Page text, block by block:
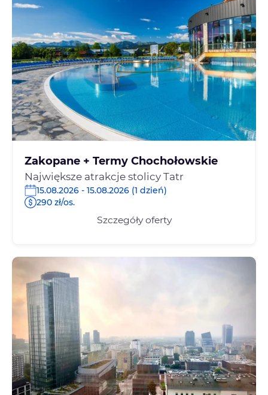
Zakopane + Termy Chochołowskie
Największe atrakcje stolicy Tatr
15.08.2026 - 15.08.2026 (1 dzień)
290 zł/os.
Szczegóły oferty